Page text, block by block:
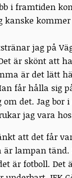
i framtiden
kanske
jag på
är skönt att
är det lätt
får hålla sig
det. Jag bor
jag vara
att det får
är lampan
är fotboll. Det